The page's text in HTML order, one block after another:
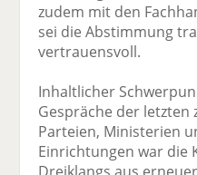
zudem mit den
sei die Abstimmung
vertrauensvoll.
Inhaltlicher
Gespräche der letzten
Parteien, Ministerien
Einrichtungen war die